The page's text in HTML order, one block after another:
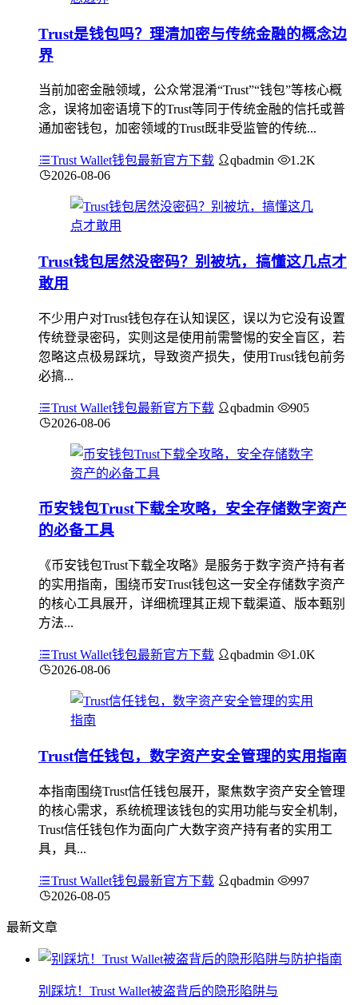
Trust是钱包吗？理清加密与传统金融的概念边
界
当前加密金融领域，公众常混淆“Trust”“钱包”等核心概
念，误将加密语境下的Trust等同于传统金融的信托或普
通加密钱包，加密领域的Trust既非受监管的传统...
Trust Wallet钱包最新官方下载 qbadmin
1.2K
2026-08-06
Trust钱包居然没密码？别被坑，搞懂这几点才
敢用
不少用户对Trust钱包存在认知误区，误以为它没有设置
传统登录密码，实则这是使用前需警惕的安全盲区，若
忽略这点极易踩坑，导致资产损失，使用Trust钱包前务
必搞...
Trust Wallet钱包最新官方下载 qbadmin
905
2026-08-06
币安钱包Trust下载全攻略，安全存储数字资产
的必备工具
《币安钱包Trust下载全攻略》是服务于数字资产持有者
的实用指南，围绕币安Trust钱包这一安全存储数字资产
的核心工具展开，详细梳理其正规下载渠道、版本甄别
方法...
Trust Wallet钱包最新官方下载 qbadmin
1.0K
2026-08-06
Trust信任钱包，数字资产安全管理的实用指南
本指南围绕Trust信任钱包展开，聚焦数字资产安全管理
的核心需求，系统梳理该钱包的实用功能与安全机制，
Trust信任钱包作为面向广大数字资产持有者的实用工
具，具...
Trust Wallet钱包最新官方下载 qbadmin
997
2026-08-05
最新文章
别踩坑！Trust Wallet被盗背后的隐形陷阱与